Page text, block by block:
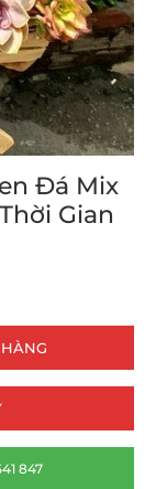
Đá Mix
Gian
847